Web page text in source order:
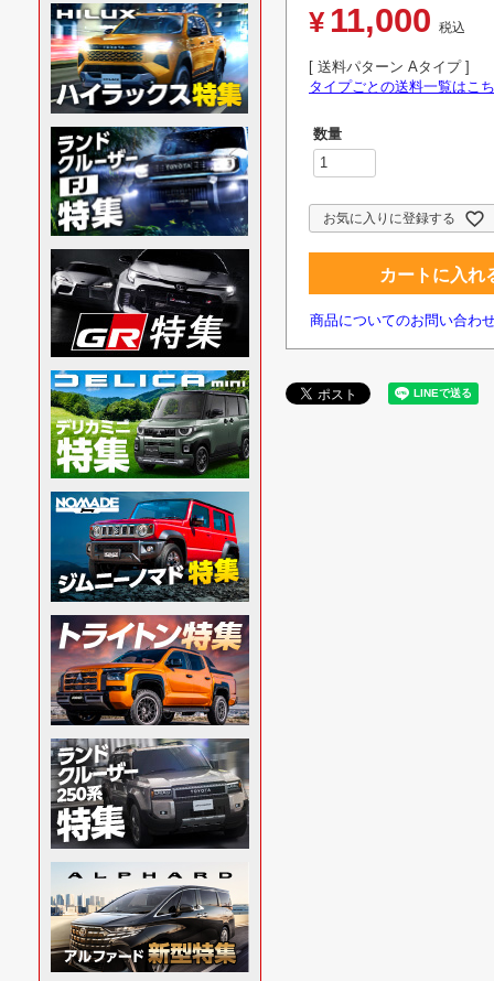
¥ 11,000 税込
送料パターン Aタイプ
タイプごとの送料一覧はこ
お気に入りに登録する
カートに入れ
商品についてのお問い合わ